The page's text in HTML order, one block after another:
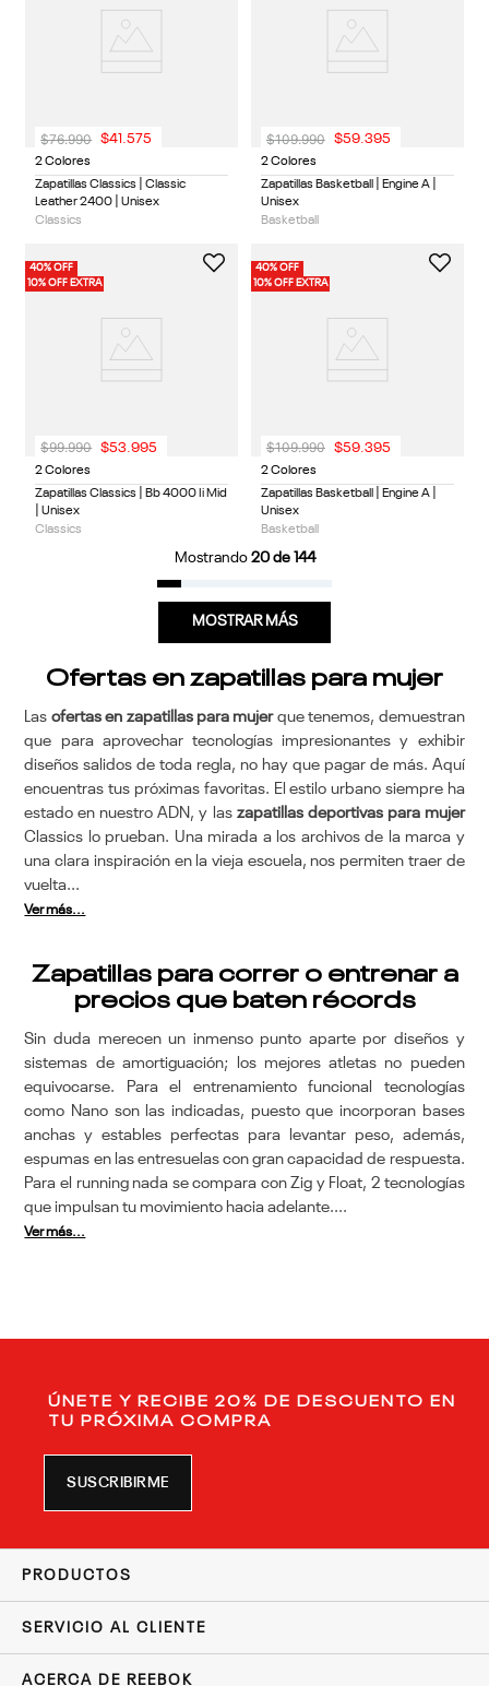
2 Colores
Zapatillas Classics | Classic
Leather 2400 | Unisex
Classics
$76.990 $41 .575
2 Colores
Zapatillas Basketball | Engine A |
Unisex
Basketball
$109.990 $59.395
40% OFF
10% OFF EXTRA
2 Colores
Zapatillas Classics | Bb 4000 Ii Mid
| Unisex
Classics
$99.990 $53.995
40% OFF
10% OFF EXTRA
2 Colores
Zapatillas Basketball | Engine A |
Unisex
Basketball
$109.990 $59.395
Mostrando 20 de 144
MOSTRAR MÁS
Ofertas en zapatillas para mujer
Las ofertas en zapatillas para mujerque tenemos, demuestran
que para aprovechar tecnologías impresionantes y exhibir
diseños salidos de toda regla, no hay que pagar de más. Aquí
encuentras tus próximas favoritas. El estilo urbano siempre ha
estado en nuestro ADN, y las zapatillas deportivas para mujer
Classics lo prueban. Una mirada a los archivos de la marca y
una clara inspiración en la vieja escuela, nos permiten traer de
vuelta...
Ver más...
Zapatillas para correr o entrenar a
precios que baten récords
Sin duda merecen un inmenso punto aparte por diseños y
sistemas de amortiguación; los mejores atletas no pueden
equivocarse. Para el entrenamiento funcional tecnologías
como Nano son las indicadas, puesto que incorporan bases
anchas y estables perfectas para levantar peso, además,
espumas en las entresuelas con gran capacidad de respuesta.
Para el running nada se compara con Zig y Float, 2 tecnologías
que impulsan tu movimiento hacia adelante....
Ver más...
ÚNETE Y RECIBE 20% DE DESCUENTO EN
TU PRÓXIMA COMPRA
SUSCRIBIRME
PRODUCTOS
SERVICIO AL CLIENTE
ACERCA DE REEBOK